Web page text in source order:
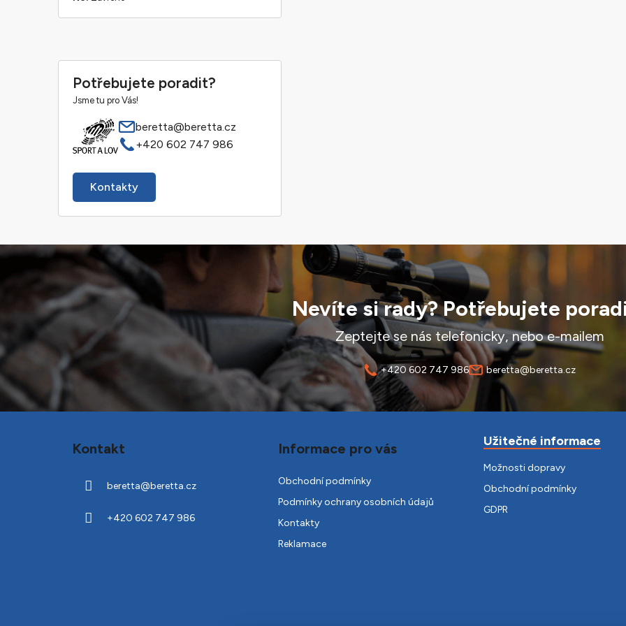
Potřebujete poradit?
Jsme tu pro Vás!
beretta@beretta.cz
+420 602 747 986
Kontakty
Nevíte si rady? Potřebujete
Zeptejte se nás telefonicky, nebo e-mailem
+420 602 747 986 beretta@beretta.cz
Kontakt
beretta@beretta.cz
+420 602 747 986
Informace pro vás
Obchodní podmínky
Podmínky ochrany osobních údajů
Kontakty
Reklamace
Užitečné informace
Možnosti dopravy
Obchodní podmínky
GDPR